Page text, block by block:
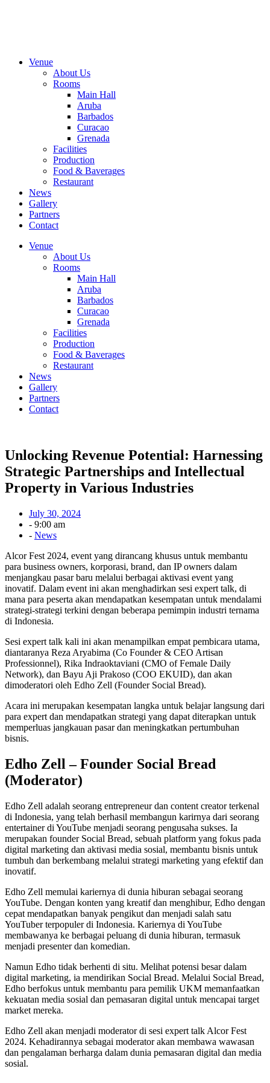
Venue
About Us
Rooms
Main Hall
Aruba
Barbados
Curacao
Grenada
Facilities
Production
Food & Baverages
Restaurant
News
Gallery
Partners
Contact
Venue
About Us
Rooms
Main Hall
Aruba
Barbados
Curacao
Grenada
Facilities
Production
Food & Baverages
Restaurant
News
Gallery
Partners
Contact
Unlocking Revenue Potential: Harnessing
Strategic Partnerships and Intellectual
Property in Various Industries
July 30, 2024
- 9:00 am
- News
Alcor Fest 2024, event yang dirancang khusus untuk membantu
para business owners, korporasi, brand, dan IP owners dalam
menjangkau pasar baru melalui berbagai aktivasi event yang
inovatif. Dalam event ini akan menghadirkan sesi expert talk, di
mana para peserta akan mendapatkan kesempatan untuk mendalami
strategi-strategi terkini dengan beberapa pemimpin industri ternama
di Indonesia.
Sesi expert talk kali ini akan menampilkan empat pembicara utama,
diantaranya Reza Aryabima (Co Founder & CEO Artisan
Professionnel), Rika Indraoktaviani (CMO of Female Daily
Network), dan Bayu Aji Prakoso (COO EKUID), dan akan
dimoderatori oleh Edho Zell (Founder Social Bread).
Acara ini merupakan kesempatan langka untuk belajar langsung dari
para expert dan mendapatkan strategi yang dapat diterapkan untuk
memperluas jangkauan pasar dan meningkatkan pertumbuhan
bisnis.
Edho Zell – Founder Social Bread
(Moderator)
Edho Zell adalah seorang entrepreneur dan content creator terkenal
di Indonesia, yang telah berhasil membangun karirnya dari seorang
entertainer di YouTube menjadi seorang pengusaha sukses. Ia
merupakan founder Social Bread, sebuah platform yang fokus pada
digital marketing dan aktivasi media sosial, membantu bisnis untuk
tumbuh dan berkembang melalui strategi marketing yang efektif dan
inovatif.
Edho Zell memulai kariernya di dunia hiburan sebagai seorang
YouTube. Dengan konten yang kreatif dan menghibur, Edho dengan
cepat mendapatkan banyak pengikut dan menjadi salah satu
YouTuber terpopuler di Indonesia. Kariernya di YouTube
membawanya ke berbagai peluang di dunia hiburan, termasuk
menjadi presenter dan komedian.
Namun Edho tidak berhenti di situ. Melihat potensi besar dalam
digital marketing, ia mendirikan Social Bread. Melalui Social Bread,
Edho berfokus untuk membantu para pemilik UKM memanfaatkan
kekuatan media sosial dan pemasaran digital untuk mencapai target
market mereka.
Edho Zell akan menjadi moderator di sesi expert talk Alcor Fest
2024. Kehadirannya sebagai moderator akan membawa wawasan
dan pengalaman berharga dalam dunia pemasaran digital dan media
sosial.